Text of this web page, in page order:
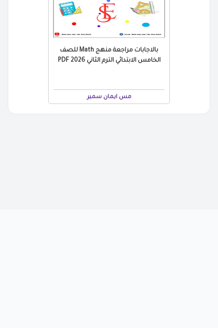
بالاجابات مراجعة منهج Math للصف
الخامس الابتدائي الترم الثاني 2026 PDF
مس ايمان سمير